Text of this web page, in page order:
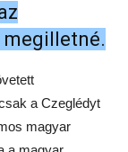
a Czeglédyt
magyar